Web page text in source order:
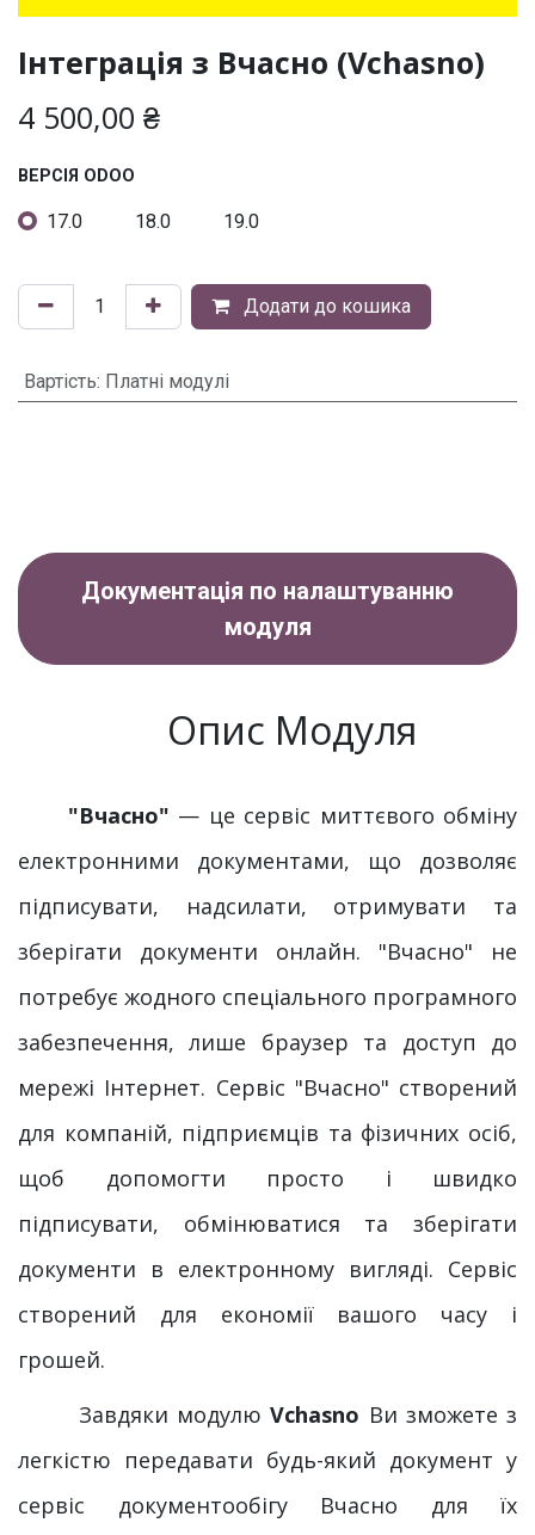
Інтеграція з Вчасно (Vchasno)
4 500,00 ₴
ВЕРСІЯ ODOO
17.0 18.0 19.0
Додати до кошика
Вартість: Платні модулі
Документація по налаштуванню
модуля
Опис Модуля
"Вчасно" — це сервіс миттєвого обміну
електронними документами, що дозволяє
підписувати, надсилати, отримувати та
зберігати документи онлайн. "Вчасно" не
потребує жодного спеціального програмного
забезпечення, лише браузер та доступ до
мережі Інтернет. Сервіс "Вчасно" створений
для компаній, підприємців та фізичних осіб,
щоб допомогти просто і швидко
підписувати, обмінюватися та зберігати
документи в електронному вигляді. Сервіс
створений для економії вашого часу і
грошей.
Завдяки модулюVchasno Ви зможете з
легкістю передавати будь-який документ у
сервіс документообігу Вчасно для їх